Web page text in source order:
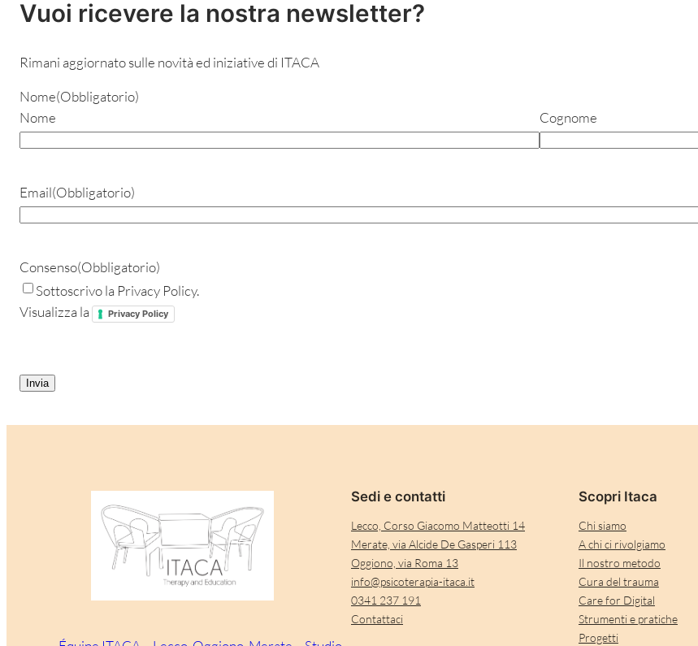
Vuoi ricevere la nostra newsletter?
Rimani aggiornato sulle novità ed iniziative di ITACA
Nome(Obbligatorio)
Nome
Cognome
Email(Obbligatorio)
Consenso(Obbligatorio)
Sottoscrivo la Privacy Policy.
Visualizza la
Privacy Policy
Sedi e contatti
Lecco, Corso Giacomo Matteotti 14
Merate, via Alcide De Gasperi 113
Oggiono, via Roma 13
info@psicoterapia-itaca.it
0341 237 191
Contattaci
Scopri Itaca
Chi siamo
A chi ci rivolgiamo
Il nostro metodo
Cura del trauma
Care for Digital
Strumenti e pratiche
Progetti